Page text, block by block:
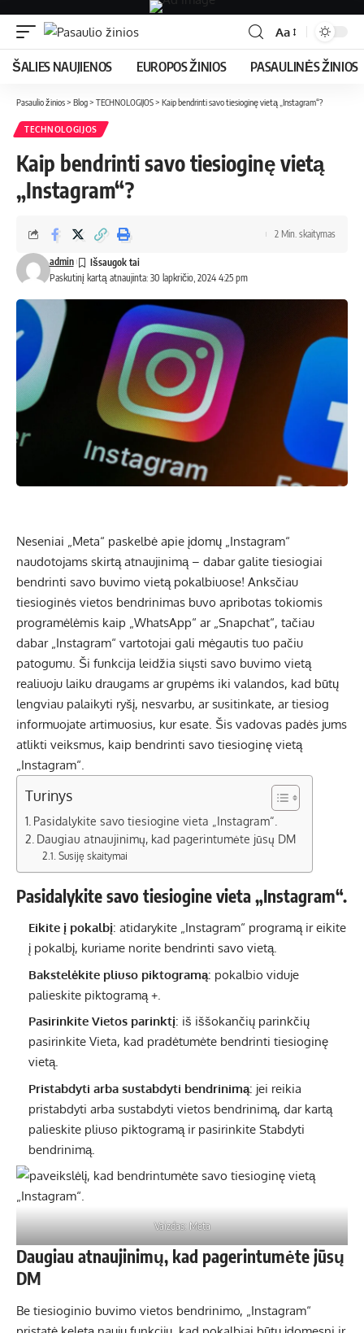
Aa
ŠALIES NAUJIENOS EUROPOS ŽINIOS PASAULINĖS ŽINIOS
Pasaulio žinios> Blog> TECHNOLOGIJOS> Kaip bendrinti savo tiesioginę vietą „Instagram“?
TECHNOLOGIJOS
Kaip bendrinti savo tiesioginę vietą
„Instagram“?
Paskutinį kartą atnaujinta: 30 lapkričio, 2024 4:25 pm
admin
2 Min. skaitymas
Neseniai „Meta“ paskelbė apie įdomų „Instagram“
naudotojams skirtą atnaujinimą – dabar galite tiesiogiai
bendrinti savo buvimo vietą pokalbiuose! Anksčiau
tiesioginės vietos bendrinimas buvo apribotas tokiomis
programėlėmis kaip „WhatsApp“ ar „Snapchat“, tačiau
dabar „Instagram“ vartotojai gali mėgautis tuo pačiu
patogumu. Ši funkcija leidžia siųsti savo buvimo vietą
realiuoju laiku draugams ar grupėms iki valandos, kad būtų
lengviau palaikyti ryšį, nesvarbu, ar susitinkate, ar tiesiog
informuojate artimuosius, kur esate. Šis vadovas padės jums
atlikti veiksmus, kaip bendrinti savo tiesioginę vietą
„Instagram“.
Turinys
Pasidalykite savo tiesiogine vieta „Instagram“.
Daugiau atnaujinimų, kad pagerintumėte jūsų DM
Susiję skaitymai
Pasidalykite savo tiesiogine vieta „Instagram“.
Eikite į pokalbį: atidarykite „Instagram“ programą ir eikite
į pokalbį, kuriame norite bendrinti savo vietą.
Bakstelėkite pliuso piktogramą: pokalbio viduje
palieskite piktogramą +.
Pasirinkite Vietos parinktį: iš iššokančių parinkčių
pasirinkite Vieta, kad pradėtumėte bendrinti tiesioginę
vietą.
Pristabdyti arba sustabdyti bendrinimą: jei reikia
pristabdyti arba sustabdyti vietos bendrinimą, dar kartą
palieskite pliuso piktogramą ir pasirinkite Stabdyti
bendrinimą.
Vaizdas: Meta
Daugiau atnaujinimų, kad pagerintumėte jūsų
DM
Be tiesioginio buvimo vietos bendrinimo, „Instagram“